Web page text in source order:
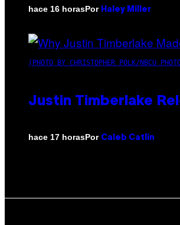
hace 16 horasPor Haley Miller
(PHOTO BY CHRISTOPHER POLK/NBCU
Justin Timberlake
hace 17 horasPor Caleb Catlin